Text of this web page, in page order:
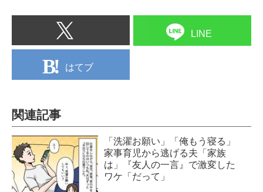
LINE
はてブ
関連記事
「洗濯お願い」「俺もう寝る」
家事育児から逃げる夫「家族
は」『友人の一言』で激変した
ワケ「だって」